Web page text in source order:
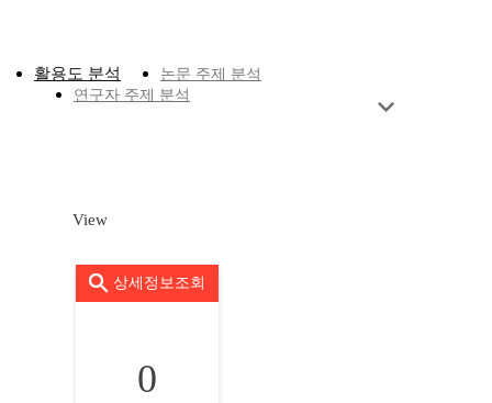
활용도 분석
논문 주제 분석
연구자 주제 분석
View
상세정보조회
0